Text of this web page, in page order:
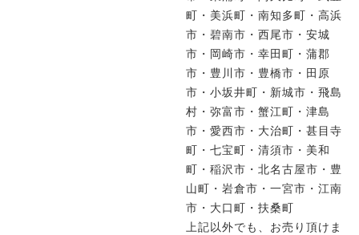
町・美浜町・南知多町・高浜
市・碧南市・西尾市・安城
市・岡崎市・幸田町・蒲郡
市・豊川市・豊橋市・田原
市・小坂井町・新城市・飛島
村・弥富市・蟹江町・津島
市・愛西市・大治町・甚目寺
町・七宝町・清須市・美和
町・稲沢市・北名古屋市・豊
山町・岩倉市・一宮市・江南
市・大口町・扶桑町
上記以外でも、お売り頂けま